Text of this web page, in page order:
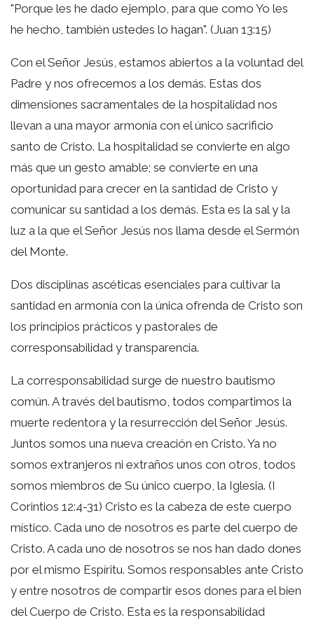
"Porque les he dado ejemplo, para que como Yo les
he hecho, también ustedes lo hagan". (Juan 13:15)
Con el Señor Jesús, estamos abiertos a la voluntad del
Padre y nos ofrecemos a los demás. Estas dos
dimensiones sacramentales de la hospitalidad nos
llevan a una mayor armonía con el único sacrificio
santo de Cristo. La hospitalidad se convierte en algo
más que un gesto amable; se convierte en una
oportunidad para crecer en la santidad de Cristo y
comunicar su santidad a los demás. Esta es la sal y la
luz a la que el Señor Jesús nos llama desde el Sermón
del Monte.
Dos disciplinas ascéticas esenciales para cultivar la
santidad en armonía con la única ofrenda de Cristo son
los principios prácticos y pastorales de
corresponsabilidad y transparencia.
La corresponsabilidad surge de nuestro bautismo
común. A través del bautismo, todos compartimos la
muerte redentora y la resurrección del Señor Jesús.
Juntos somos una nueva creación en Cristo. Ya no
somos extranjeros ni extraños unos con otros, todos
somos miembros de Su único cuerpo, la Iglesia. (I
Corintios 12:4-31) Cristo es la cabeza de este cuerpo
místico. Cada uno de nosotros es parte del cuerpo de
Cristo. A cada uno de nosotros se nos han dado dones
por el mismo Espíritu. Somos responsables ante Cristo
y entre nosotros de compartir esos dones para el bien
del Cuerpo de Cristo. Esta es la responsabilidad